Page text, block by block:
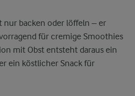
nur backen oder löffeln – er
für cremige Smoothies
mit Obst entsteht daraus ein
ein köstlicher Snack für